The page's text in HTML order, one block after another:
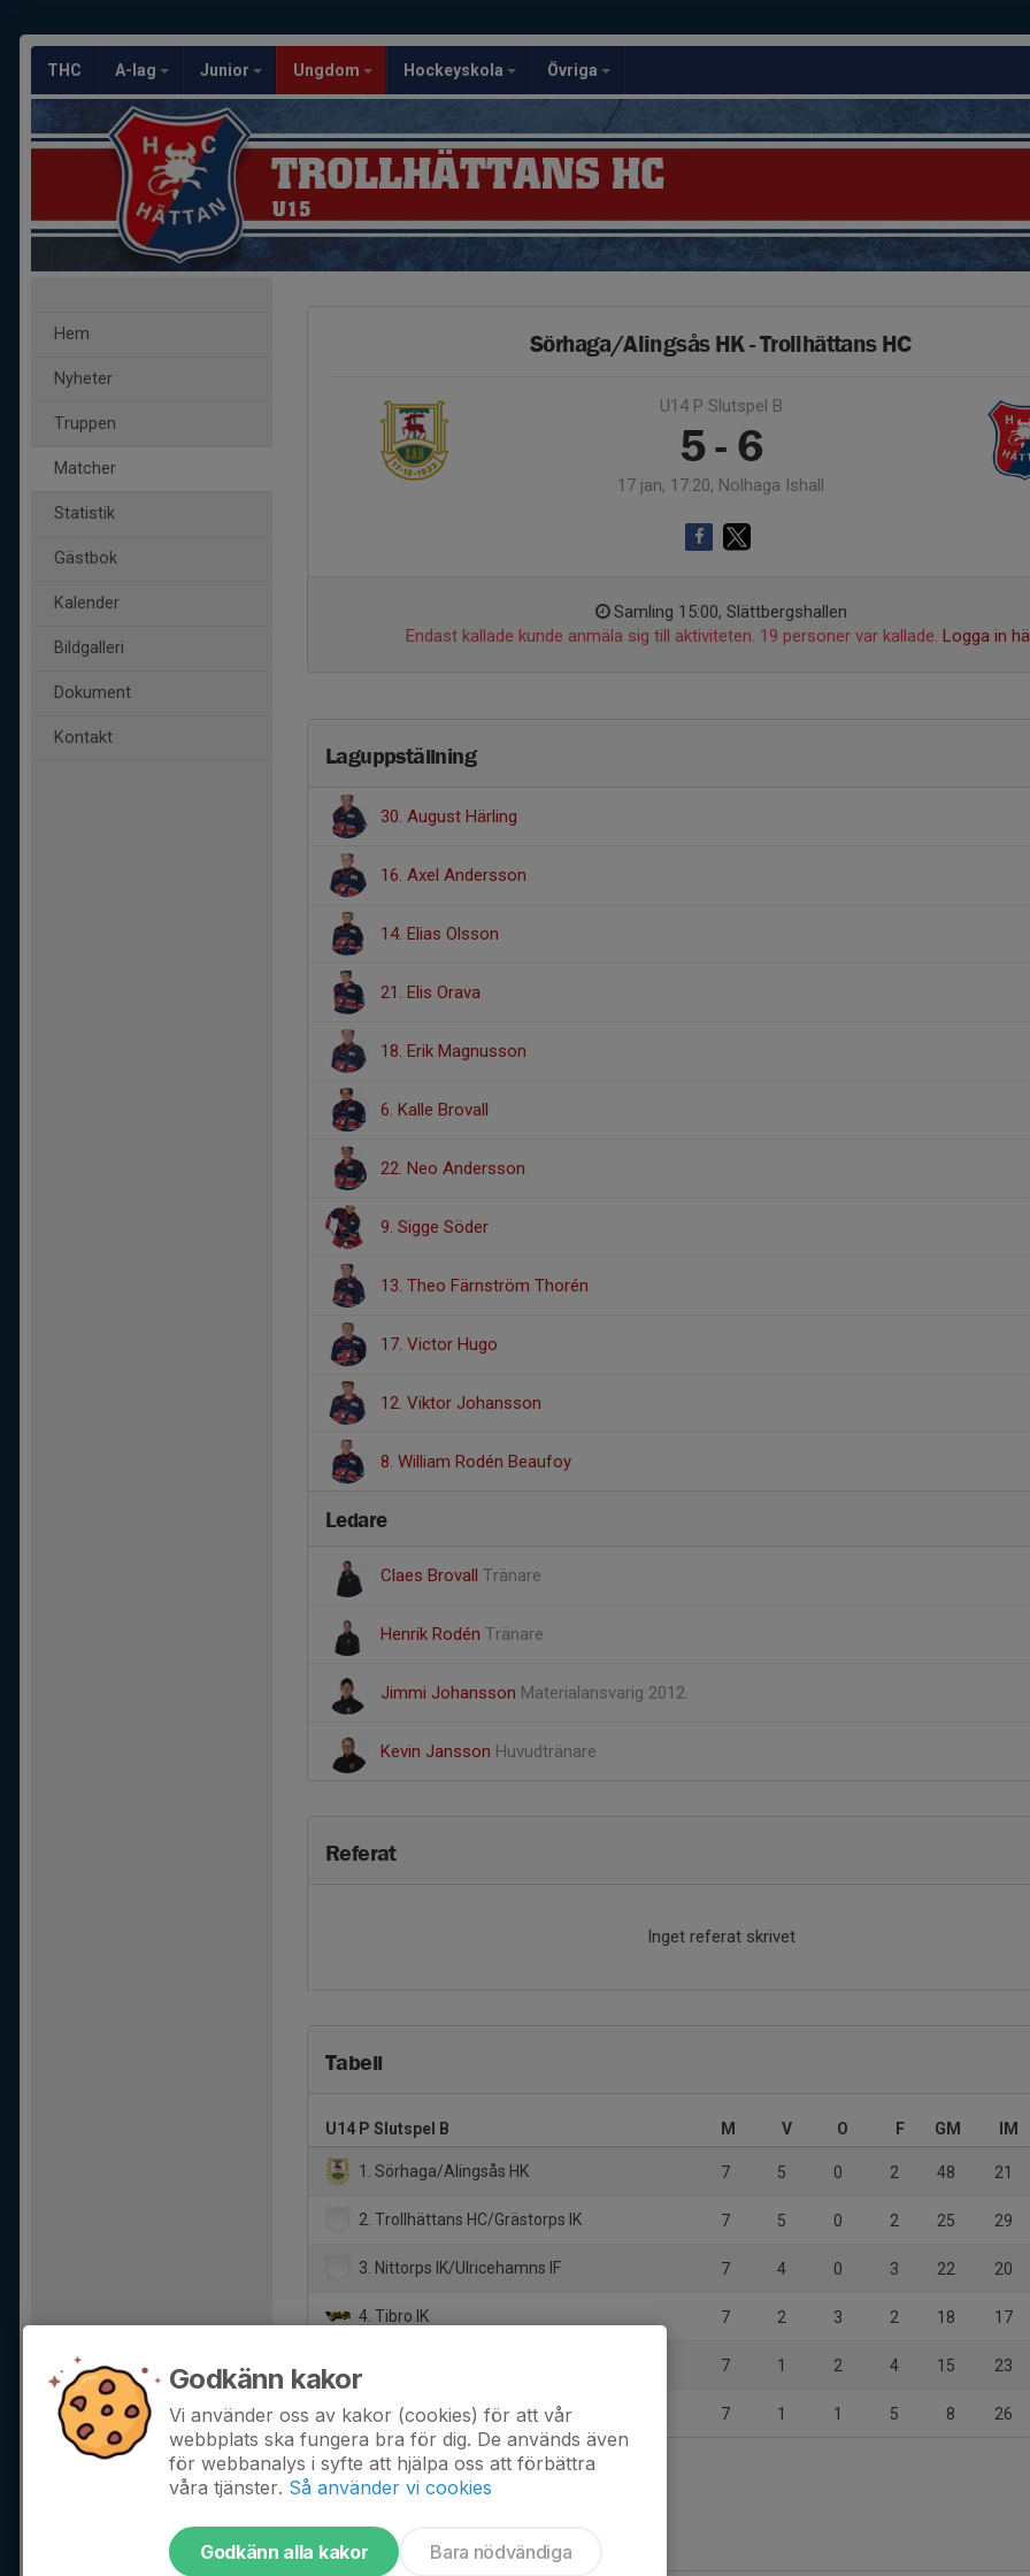
THC A-lag Junior Ungdom Hockeyskola Övriga
TROLLHÄTTANS HC
U15
Hem
Nyheter
Truppen
Matcher
Statistik
Gästbok
Kalender
Bildgalleri
Dokument
Kontakt
Sörhaga/Alingsås HK - Trollhättans HC
U14 P Slutspel B
5 - 6
17 jan, 17:20, Nolhaga Ishall
Samling 15:00, Slättbergshallen
Endast kallade kunde anmäla sig till aktiviteten. 19 personer var kallade. Logga in
Laguppställning
30. August Härling
16. Axel Andersson
14. Elias Olsson
21. Elis Orava
18. Erik Magnusson
6. Kalle Brovall
22. Neo Andersson
9. Sigge Söder
13. Theo Färnström Thorén
17. Victor Hugo
12. Viktor Johansson
8. William Rodén Beaufoy
Ledare
Claes Brovall Tränare
Henrik Rodén Tränare
Jimmi Johansson Materialansvarig 2012.
Kevin Jansson Huvudtränare
Referat
Inget referat skrivet
Tabell
U14 P Slutspel B M V O F GM IM
1. Sörhaga/Alingsås HK 7 5 0 2 48 21
2. Trollhättans HC/Grästorps IK 7 5 0 2 25 29
3. Nittorps IK/Ulricehamns IF 7 4 0 3 22 20
4. Tibro IK 7 2 3 2 18 17
7 1 2 4 15 23
6. Skara IK 7 1 1 5 8 26
Godkänn kakor
Vi använder oss av kakor (cookies) för att vår
webbplats ska fungera bra för dig. De används även
för webbanalys i syfte att hjälpa oss att förbättra
våra tjänster. Så använder vi cookies
Godkänn alla kakor Bara nödvändiga